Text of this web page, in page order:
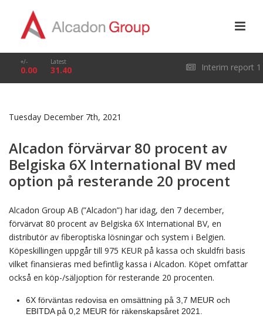
+/-
0.00
Latest
31.40 Interim report 1
Tuesday December 7th, 2021
Alcadon förvärvar 80 procent av
Belgiska 6X International BV med
option på resterande 20 procent
Alcadon Group AB (”Alcadon”) har idag, den 7 december,
förvärvat 80 procent av Belgiska 6X International BV, en
distributör av fiberoptiska lösningar och system i Belgien.
Köpeskillingen uppgår till 975 KEUR på kassa och skuldfri basis
vilket finansieras med befintlig kassa i Alcadon. Köpet omfattar
också en köp-/säljoption för resterande 20 procenten.
6X förväntas redovisa en omsättning på 3,7 MEUR och
EBITDA på 0,2 MEUR för räkenskapsåret 2021.